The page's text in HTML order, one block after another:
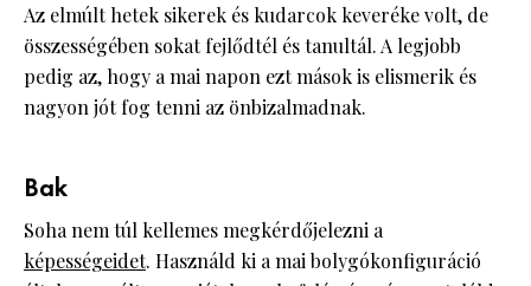
Az elmúlt hetek sikerek és kudarcok keveréke volt, de
összességében sokat fejlődtél és tanultál. A legjobb
pedig az, hogy a mai napon ezt mások is elismerik és
nagyon jót fog tenni az önbizalmadnak.
Bak
Soha nem túl kellemes megkérdőjelezni a
képességeidet. Használd ki a mai bolygókonfiguráció